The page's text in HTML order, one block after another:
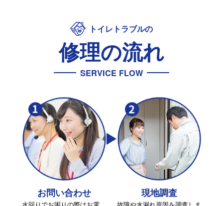
トイレトラブルの
修理の流れ
SERVICE FLOW
お問い合わせ 現地調査